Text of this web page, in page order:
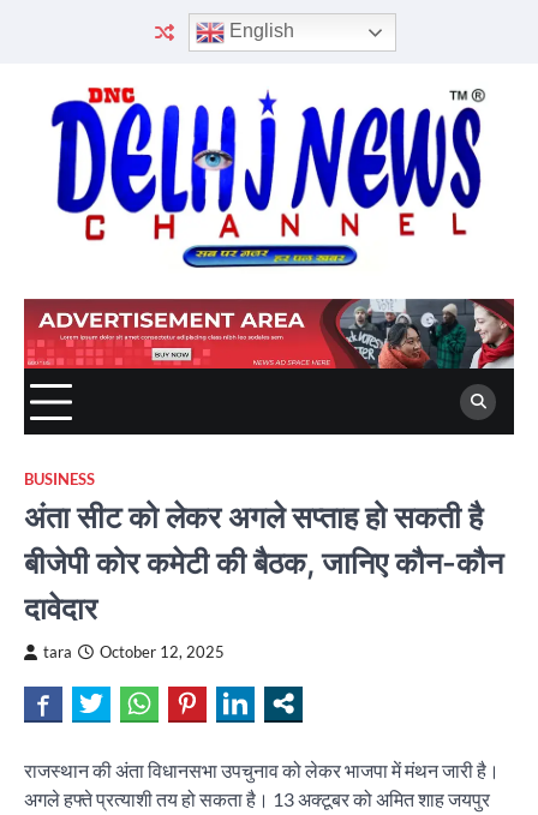
English
BUSINESS
अंता सीट को लेकर अगले सप्ताह हो सकती है
बीजेपी कोर कमेटी की बैठक, जानिए कौन-कौन
दावेदार
tara October 12, 2025
राजस्थान की अंता विधानसभा उपचुनाव को लेकर भाजपा में मंथन जारी है।
अगले हफ्ते प्रत्याशी तय हो सकता है। 13 अक्टूबर को अमित शाह जयपुर